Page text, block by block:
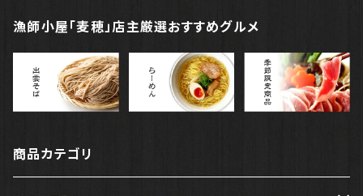
漁師小屋「麦穂」店主厳選おすすめグルメ
商品カテゴリ